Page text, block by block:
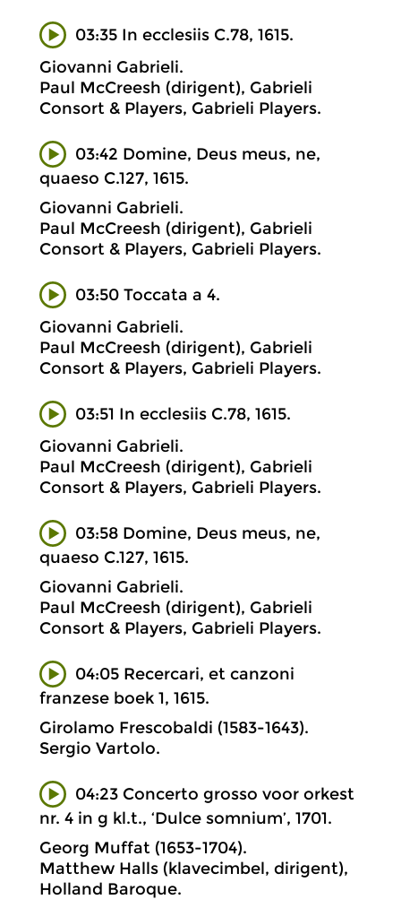
03:35 In ecclesiis C.78, 1615.
Giovanni Gabrieli.
Paul McCreesh (dirigent), Gabrieli
Consort & Players, Gabrieli Players.
03:42 Domine, Deus meus, ne,
quaeso C.127, 1615.
Giovanni Gabrieli.
Paul McCreesh (dirigent), Gabrieli
Consort & Players, Gabrieli Players.
03:50 Toccata a 4.
Giovanni Gabrieli.
Paul McCreesh (dirigent), Gabrieli
Consort & Players, Gabrieli Players.
03:51 In ecclesiis C.78, 1615.
Giovanni Gabrieli.
Paul McCreesh (dirigent), Gabrieli
Consort & Players, Gabrieli Players.
03:58 Domine, Deus meus, ne,
quaeso C.127, 1615.
Giovanni Gabrieli.
Paul McCreesh (dirigent), Gabrieli
Consort & Players, Gabrieli Players.
04:05 Recercari, et canzoni
franzese boek 1, 1615.
Girolamo Frescobaldi (1583-1643).
Sergio Vartolo.
04:23 Concerto grosso voor orkest
nr. 4 in g kl.t., ‘Dulce somnium’, 1701.
Georg Muffat (1653-1704).
Matthew Halls (klavecimbel, dirigent),
Holland Baroque.